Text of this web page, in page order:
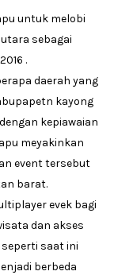
untuk melobi
sebagai
.
daerah yang
kayong
kepiawaian
meyakinkan
event tersebut
barat.
evek bagi
dan akses
saat ini
berbeda